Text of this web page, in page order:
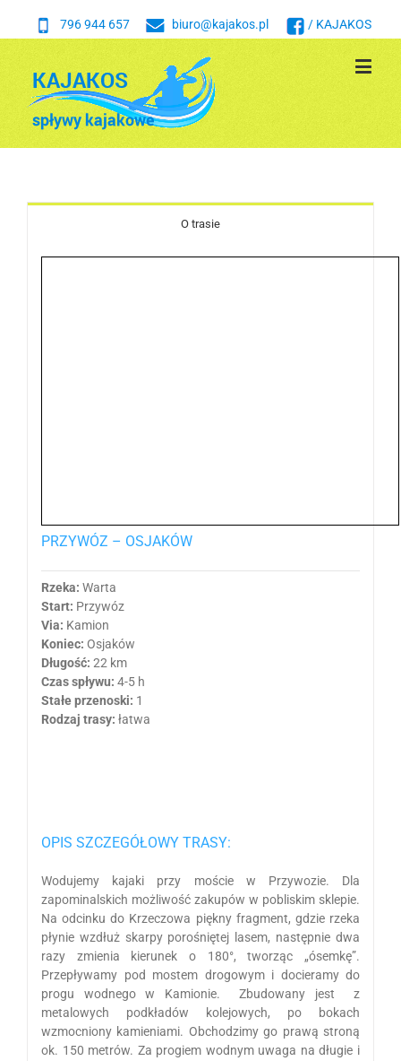
796 944 657 biuro@kajakos.pl / KAJAKOS
O trasie
PRZYWÓZ – OSJAKÓW
Rzeka: Warta
Start: Przywóz
Via: Kamion
Koniec: Osjaków
Długość: 22 km
Czas spływu: 4-5 h
Stałe przenoski: 1
Rodzaj trasy: łatwa
OPIS SZCZEGÓŁOWY TRASY:
Wodujemy kajaki przy moście w Przywozie. Dla
zapominalskich możliwość zakupów w pobliskim sklepie.
Na odcinku do Krzeczowa piękny fragment, gdzie rzeka
płynie wzdłuż skarpy porośniętej lasem, następnie dwa
razy zmienia kierunek o 180°, tworząc „ósemkę”.
Przepływamy pod mostem drogowym i docieramy do
progu wodnego w Kamionie. Zbudowany jest z
metalowych podkładów kolejowych, po bokach
wzmocniony kamieniami. Obchodzimy go prawą stroną
ok. 150 metrów. Za progiem wodnym uwaga na długie i